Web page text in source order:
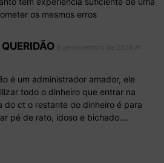
os mesmos erros
é um administrador amador, ele
todo o dinheiro que entrar na
do ct o restante do dinheiro é para
pé de rato, idoso e bichado….